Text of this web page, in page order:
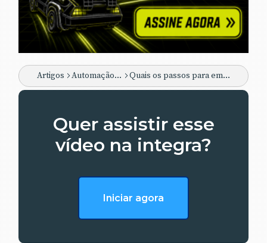
Artigos Automação Comercial / NFe / PAF-ECF Quais os passos para emitir a NF-e?
Quer assistir esse
vídeo na integra?
Iniciar agora